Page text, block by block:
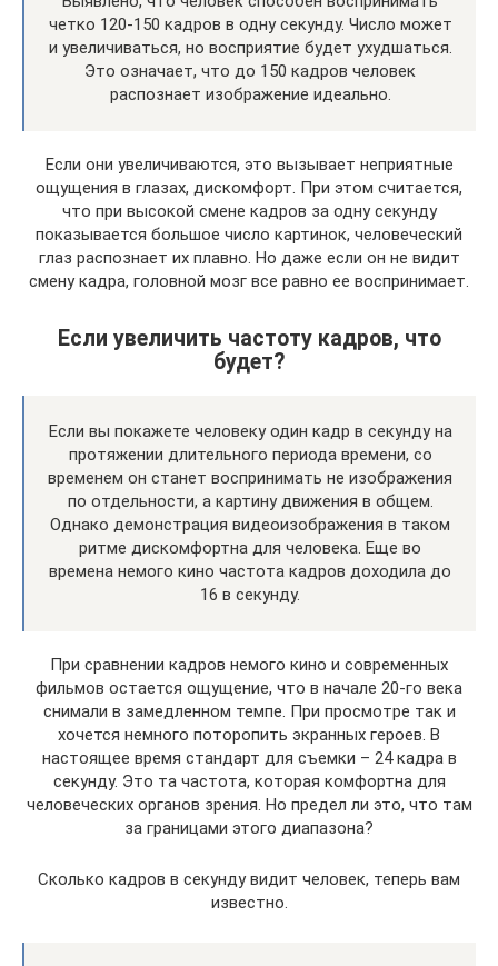
четко 120-150 кадров в одну секунду. Число может
и увеличиваться, но восприятие будет ухудшаться.
Это означает, что до 150 кадров человек
распознает изображение идеально.
Если они увеличиваются, это вызывает неприятные
ощущения в глазах, дискомфорт. При этом считается,
что при высокой смене кадров за одну секунду
показывается большое число картинок, человеческий
глаз распознает их плавно. Но даже если он не видит
смену кадра, головной мозг все равно ее воспринимает.
Если увеличить частоту кадров, что
будет?
Если вы покажете человеку один кадр в секунду на
протяжении длительного периода времени, со
временем он станет воспринимать не изображения
по отдельности, а картину движения в общем.
Однако демонстрация видеоизображения в таком
ритме дискомфортна для человека. Еще во
времена немого кино частота кадров доходила до
16 в секунду.
При сравнении кадров немого кино и современных
фильмов остается ощущение, что в начале 20-го века
снимали в замедленном темпе. При просмотре так и
хочется немного поторопить экранных героев. В
настоящее время стандарт для съемки – 24 кадра в
секунду. Это та частота, которая комфортна для
человеческих органов зрения. Но предел ли это, что там
за границами этого диапазона?
Сколько кадров в секунду видит человек, теперь вам
известно.